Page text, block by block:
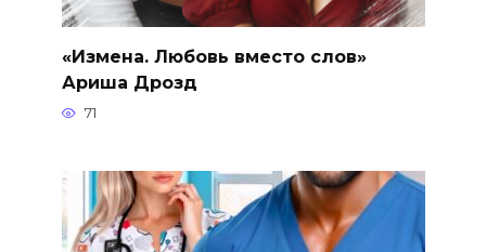
«Измена. Любовь вместо слов»
Ариша Дрозд
71